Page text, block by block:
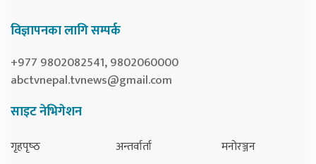
विज्ञापनका लागि सम्पर्क
+977 9802082541, 9802060000
abctvnepal.tvnews@gmail.com
साइट नेभिगेशन
गृहपृष्‍ठ
अन्तर्वार्ता
मनोरञ्जन